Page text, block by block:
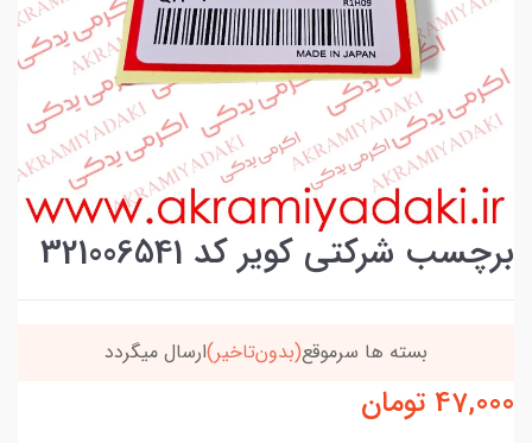
برچسب شرکتی کویر کد 321006541
بسته ها سرموقع(بدون‌تاخیر)ارسال میگردد
47,000 تومان